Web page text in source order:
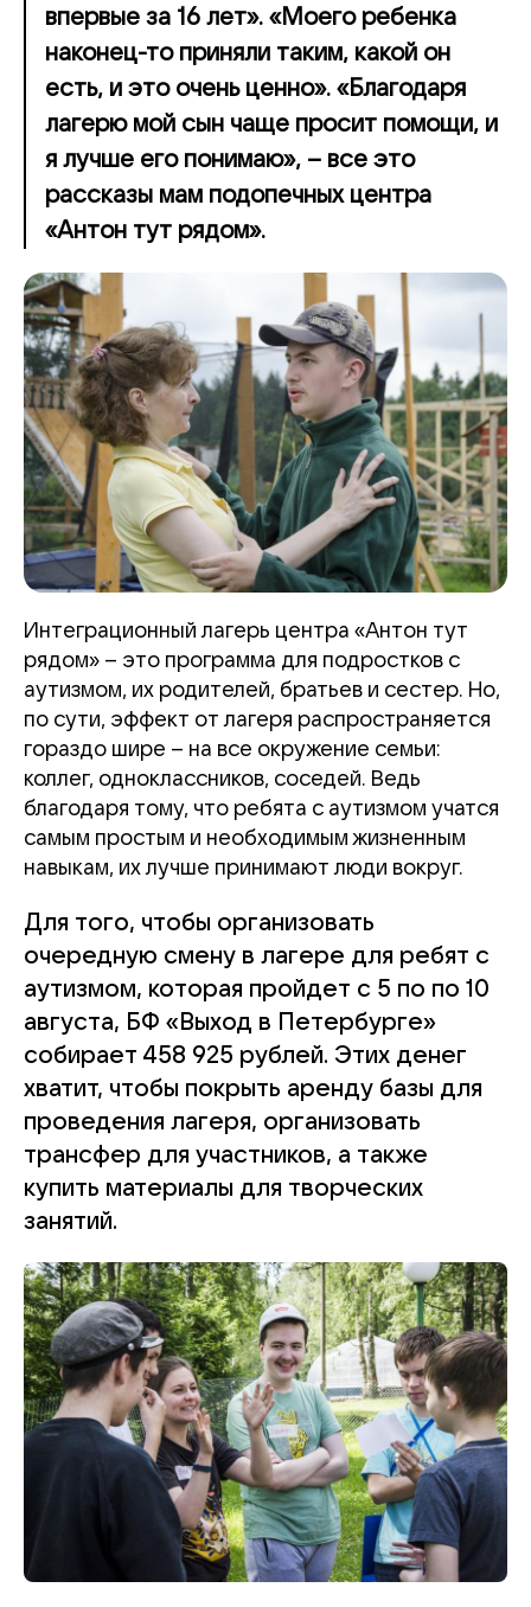
впервые за 16 лет». «Моего ребенка
наконец-то приняли таким, какой он
есть, и это очень ценно». «Благодаря
лагерю мой сын чаще просит помощи, и
я лучше его понимаю», – все это
рассказы мам подопечных центра
«Антон тут рядом».
Интеграционный лагерь центра «Антон тут
рядом» – это программа для подростков с
аутизмом, их родителей, братьев и сестер. Но,
по сути, эффект от лагеря распространяется
гораздо шире – на все окружение семьи:
коллег, одноклассников, соседей. Ведь
благодаря тому, что ребята с аутизмом учатся
самым простым и необходимым жизненным
навыкам, их лучше принимают люди вокруг.
Для того, чтобы организовать
очередную смену в лагере для ребят с
аутизмом, которая пройдет с 5 по по 10
августа, БФ «Выход в Петербурге»
собирает 458 925 рублей. Этих денег
хватит, чтобы покрыть аренду базы для
проведения лагеря, организовать
трансфер для участников, а также
купить материалы для творческих
занятий.